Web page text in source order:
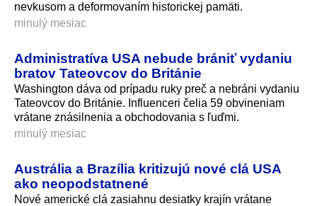
nevkusom a deformovaním historickej pamäti.
minulý mesiac
Administratíva USA nebude brániť vydaniu
bratov Tateovcov do Británie
Washington dáva od prípadu ruky preč a nebráni vydaniu
Tateovcov do Británie. Influenceri čelia 59 obvineniam
vrátane znásilnenia a obchodovania s ľuďmi.
minulý mesiac
Austrália a Brazília kritizujú nové clá USA
ako neopodstatnené
Nové americké clá zasiahnu desiatky krajín vrátane